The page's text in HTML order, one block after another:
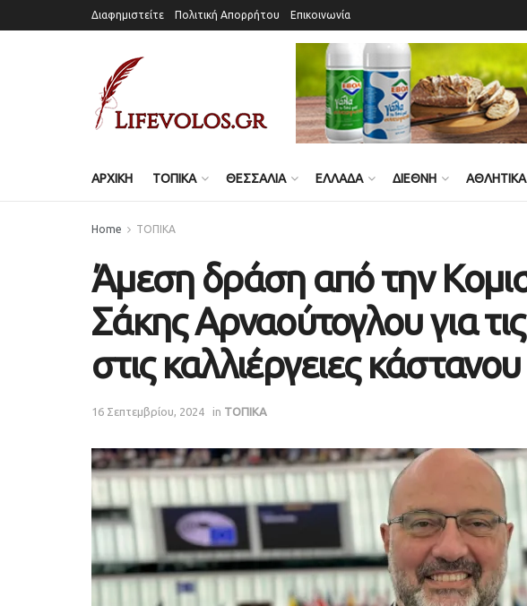
Διαφημιστείτε Πολιτική Απορρήτου Επικοινωνία
ΑΡΧΙΚΗ ΤΟΠΙΚΑ ΘΕΣΣΑΛΙΑ ΕΛΛΑΔΑ ΔΙΕΘΝΗ ΑΘΛΗΤΙΚΑ
Home ΤΟΠΙΚΑ
Άμεση δράση από την
Σάκης Αρναούτογλου για
στις καλλιέργειες
16 Σεπτεμβρίου, 2024 in ΤΟΠΙΚΑ